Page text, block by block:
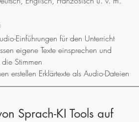
Einführungen für den Unterricht
eigene Texte einsprechen und
Stimmen
erstellen Erklärtexte als Audio-Dateien
Sprach-KI Tools auf